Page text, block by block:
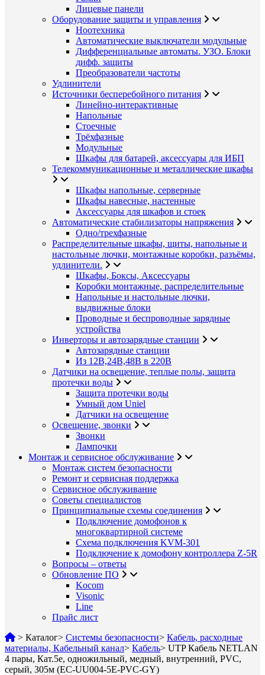
Лицевые панели
Оборудование защиты и управления
Ноотехника
Автоматические выключатели модульные
Дифференциальные автоматы. УЗО. Блоки
дифф. защиты
Преобразователи частоты
Удлинители
Источники бесперебойного питания
Линейно-интерактивные
Напольные
Стоечные
Трёхфазные
Модульные
Шкафы для батарей, аксессуары для ИБП
Телекоммуникационные и металлические шкафы
Шкафы напольные, серверные
Шкафы навесные, настенные
Аксессуары для шкафов и стоек
Автоматические стабилизаторы напряжения
Одно/трехфазные
Распределительные шкафы, щиты, напольные и
настольные лючки, монтажные коробки, разъёмы,
удлинители.
Шкафы, Боксы, Аксессуары
Коробки монтажные, распределительные
Напольные и настольные лючки,
выдвижные блоки
Проводные и беспроводные зарядные
устройства
Инверторы и автозарядные станции
Автозарядные станции
Из 12В,24В,48В в 220В
Датчики на освещение, теплые полы, защита
протечки воды
Защита протечки воды
Умный дом Uniel
Датчики на освещение
Освещение, звонки
Звонки
Лампочки
Монтаж и сервисное обслуживание
Монтаж систем безопасности
Ремонт и сервисная поддержка
Сервисное обслуживание
Советы специалистов
Принципиальные схемы соединения
Подключение домофонов к
многоквартирной системе
Схема подключения KVM-301
Подключение к домофону контроллера Z-5R
Вопросы – ответы
Обновление ПО
Kocom
Visonic
Line
Прайс лист
> Каталог> Системы безопасности> Кабель, расходные
материалы, Кабельный канал> Кабель> UTP Кабель NETLAN
4 пары, Кат.5e, одножильный, медный, внутренний, PVC,
серый, 305м (EC-UU004-5E-PVC-GY)